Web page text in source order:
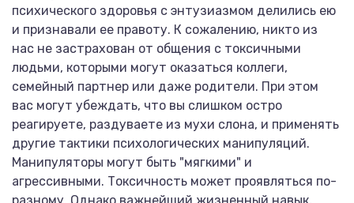
психического здоровья с энтузиазмом делились ею
и признавали ее правоту. К сожалению, никто из
нас не застрахован от общения с токсичными
людьми, которыми могут оказаться коллеги,
семейный партнер или даже родители. При этом
вас могут убеждать, что вы слишком остро
реагируете, раздуваете из мухи слона, и применять
другие тактики психологических манипуляций.
Манипуляторы могут быть "мягкими" и
агрессивными. Токсичность может проявляться по-